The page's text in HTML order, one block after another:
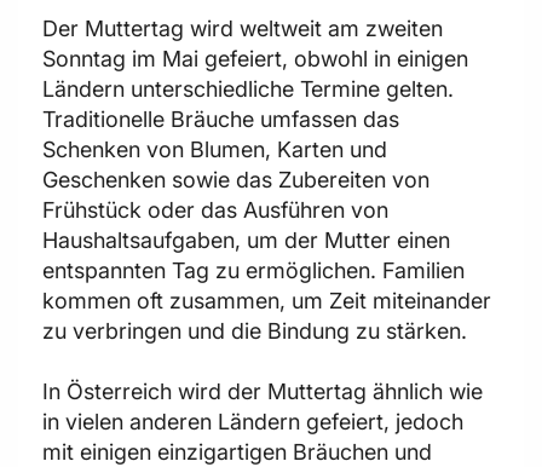
Der Muttertag wird weltweit am zweiten
Sonntag im Mai gefeiert, obwohl in einigen
Ländern unterschiedliche Termine gelten.
Traditionelle Bräuche umfassen das
Schenken von Blumen, Karten und
Geschenken sowie das Zubereiten von
Frühstück oder das Ausführen von
Haushaltsaufgaben, um der Mutter einen
entspannten Tag zu ermöglichen. Familien
kommen oft zusammen, um Zeit miteinander
zu verbringen und die Bindung zu stärken.
In Österreich wird der Muttertag ähnlich wie
in vielen anderen Ländern gefeiert, jedoch
mit einigen einzigartigen Bräuchen und